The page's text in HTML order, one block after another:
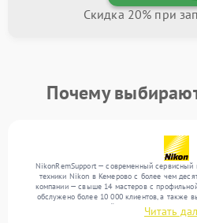
Скидка 20% при
Почему
NikonRemSupport — современный
техники Nikon в Кемерово с более чем
компании — свыше 14 мастеров с
обслужено более 10 000 клиентов, а также
Ежемесячно в сервисный центр поступает
выполняем ремонт различного уровняЧитать